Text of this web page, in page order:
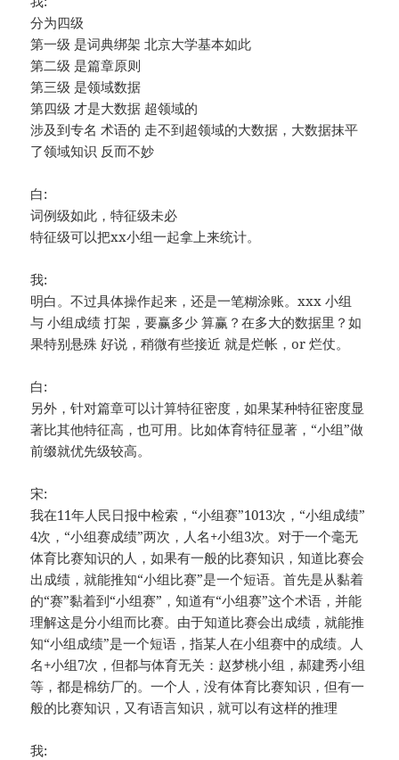
分为四级
第一级 是词典绑架 北京大学基本如此
第二级 是篇章原则
第三级 是领域数据
第四级 才是大数据 超领域的
涉及到专名 术语的 走不到超领域的大数据，大数据抹平
了领域知识 反而不妙
白:
词例级如此，特征级未必
特征级可以把xx小组一起拿上来统计。
我:
明白。不过具体操作起来，还是一笔糊涂账。xxx 小组
与 小组成绩 打架，要赢多少 算赢？在多大的数据里？如
果特别悬殊 好说，稍微有些接近 就是烂帐，or 烂仗。
白:
另外，针对篇章可以计算特征密度，如果某种特征密度显
著比其他特征高，也可用。比如体育特征显著，“小组”做
前缀就优先级较高。
宋:
我在11年人民日报中检索，“小组赛”1013次，“小组成绩”
4次，“小组赛成绩”两次，人名+小组3次。对于一个毫无
体育比赛知识的人，如果有一般的比赛知识，知道比赛会
出成绩，就能推知“小组比赛”是一个短语。首先是从黏着
的“赛”黏着到“小组赛”，知道有“小组赛”这个术语，并能
理解这是分小组而比赛。由于知道比赛会出成绩，就能推
知“小组成绩”是一个短语，指某人在小组赛中的成绩。人
名+小组7次，但都与体育无关：赵梦桃小组，郝建秀小组
等，都是棉纺厂的。一个人，没有体育比赛知识，但有一
般的比赛知识，又有语言知识，就可以有这样的推理
我: